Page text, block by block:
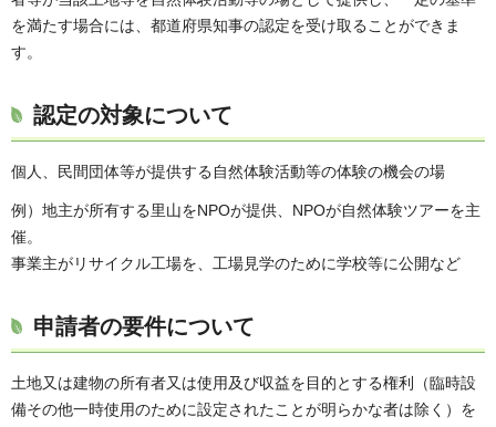
を満たす場合には、都道府県知事の認定を受け取ることができま
す。
認定の対象について
個人、民間団体等が提供する自然体験活動等の体験の機会の場
例）地主が所有する里山をNPOが提供、NPOが自然体験ツアーを主
催。
事業主がリサイクル工場を、工場見学のために学校等に公開など
申請者の要件について
土地又は建物の所有者又は使用及び収益を目的とする権利（臨時設
備その他一時使用のために設定されたことが明らかな者は除く）を